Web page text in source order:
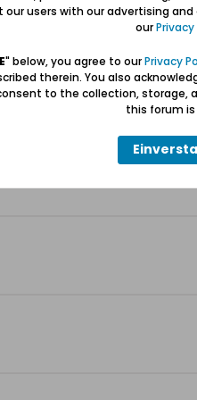
users with our advertising
ourPrivacy
" below, you agree to ourPrivacy
therein. You also
to the collection, storage,
this forum